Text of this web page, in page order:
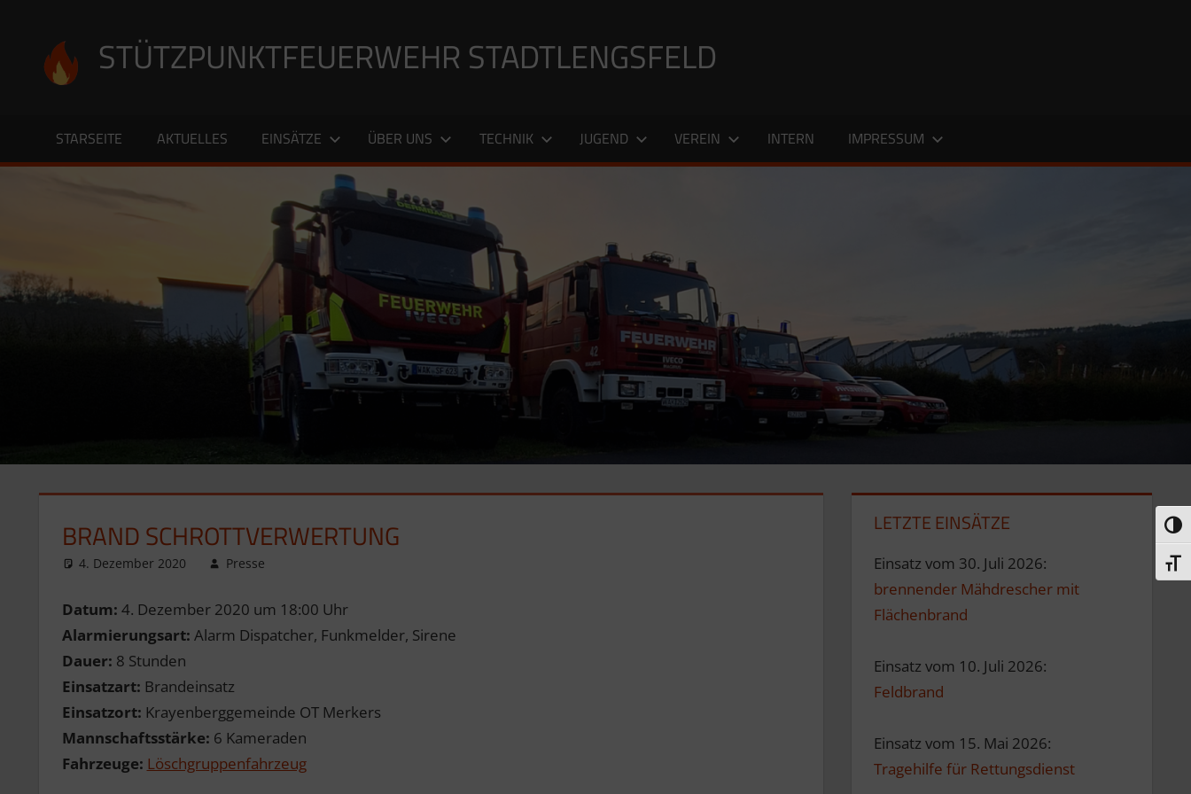
springen
STÜTZPUNKTFEUERWEHR STADTLENGSFELD
STARSEITE AKTUELLES EINSÄTZE ÜBER UNS TECHNIK JUGEND VEREIN INTERN IMPRESSUM
BRAND SCHROTTVERWERTUNG
4. Dezember 2020 Presse
Datum: 4. Dezember 2020 um 18:00 Uhr
Alarmierungsart: Alarm Dispatcher, Funkmelder, Sirene
Dauer: 8 Stunden
Einsatzart: Brandeinsatz
Einsatzort: Krayenberggemeinde OT Merkers
Mannschaftsstärke: 6 Kameraden
Fahrzeuge: Löschgruppenfahrzeug
LETZTE EINSÄTZE
Einsatz vom 30. Juli 2026:
brennender Mähdrescher mit
Flächenbrand
Einsatz vom 10. Juli 2026:
Feldbrand
Einsatz vom 15. Mai 2026:
Tragehilfe für Rettungsdienst